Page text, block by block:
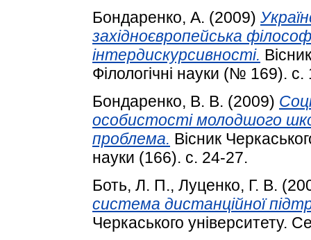
Бондаренко, А. (2009)
західноєвропейська
інтердискурсивності.
Філологічні науки (№ 169).
Бондаренко, В. В. (2009)
особистості молодшого
проблема. Вісник
науки (166). с. 24-27.
Боть, Л. П., Луценко, Г. В.
система дистанційної
Черкаського університету.